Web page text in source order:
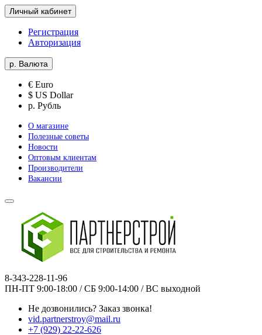
Личный кабинет
Регистрация
Авторизация
р. Валюта
€ Euro
$ US Dollar
р. Рубль
О магазине
Полезные советы
Новости
Оптовым клиентам
Производители
Вакансии
8-343-228-11-96
ПН-ПТ 9:00-18:00 / СБ 9:00-14:00 / ВС выходной
Не дозвонились? Заказ звонка!
vid.partnerstroy@mail.ru
+7 (929) 22-22-626